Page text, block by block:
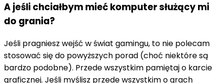
A jeśli chciałbym mieć komputer służący mi
do grania?
Jeśli pragniesz wejść w świat gamingu, to nie polecam
stosować się do powyższych porad (choć niektóre są
bardzo podobne). Przede wszystkim pamiętaj o karcie
graficznej. Jeśli myślisz przede wszystkim o grach